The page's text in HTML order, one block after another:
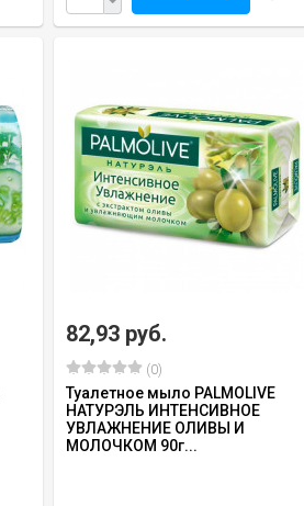
82,93 руб.
(0)
Туалетное мыло PALMOLIVE
НАТУРЭЛЬ ИНТЕНСИВНОЕ
УВЛАЖНЕНИЕ ОЛИВЫ И
МОЛОЧКОМ 90г...